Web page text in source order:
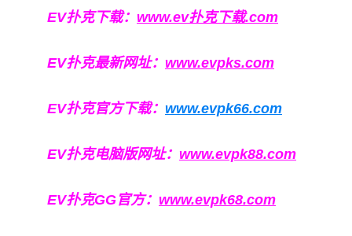
EV扑克下载： www.ev扑克下载.com
EV扑克最新网址： www.evpks.com
EV扑克官方下载： www.evpk66.com
EV扑克电脑版网址： www.evpk88.com
EV扑克GG官方： www.evpk68.com